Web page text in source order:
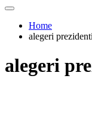
Home
alegeri
alegeri